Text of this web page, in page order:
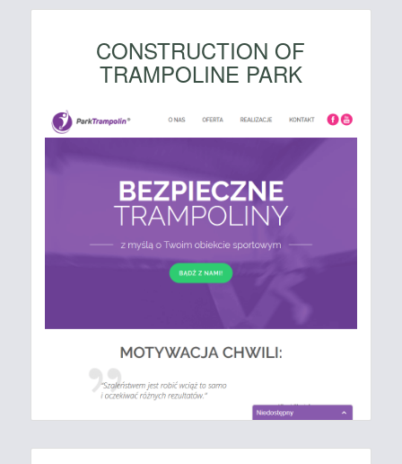
CONSTRUCTION OF
TRAMPOLINE PARK